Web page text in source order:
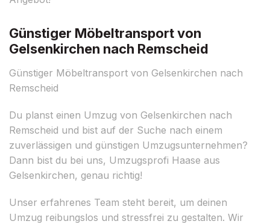
Günstiger Möbeltransport von
Gelsenkirchen nach Remscheid
Günstiger Möbeltransport von Gelsenkirchen nach
Remscheid
Du planst einen Umzug von Gelsenkirchen nach
Remscheid und bist auf der Suche nach einem
zuverlässigen und günstigen Umzugsunternehmen?
Dann bist du bei uns, Umzugsprofi Haase aus
Gelsenkirchen, genau richtig!
Unser erfahrenes Team steht bereit, um deinen
Umzug reibungslos und stressfrei zu gestalten. Wir